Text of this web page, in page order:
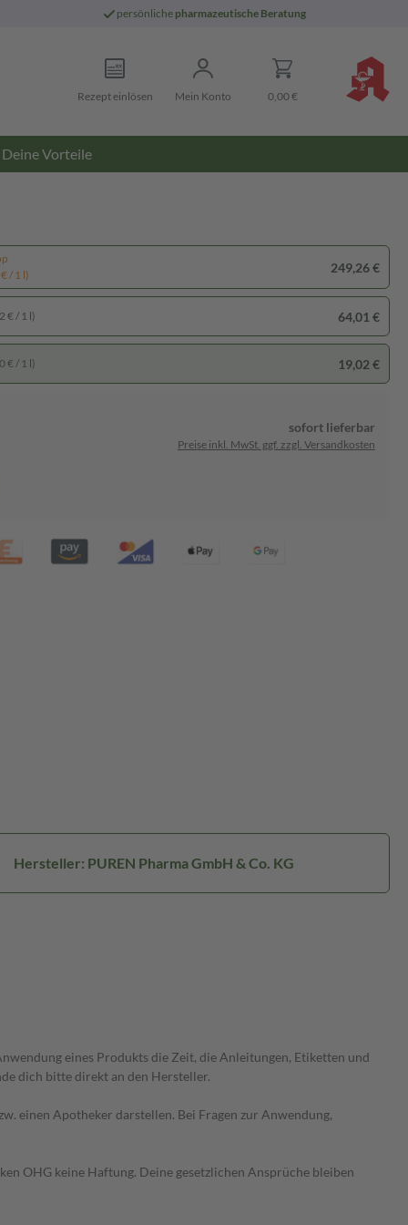
persönliche pharmazeutische Beratung
Rezept einlösen Mein Konto 0,00 €
Deine Vorteile
/ 1 l)
249,26 €
€ / 1 l) 64,01 €
€ / 1 l) 19,02 €
sofort lieferbar
Preise inkl. MwSt. ggf. zzgl. Versandkosten
Hersteller: PUREN Pharma GmbH & Co. KG
eines Produkts die Zeit, die Anleitungen, Etiketten und
dich bitte direkt an den Hersteller.
einen Apotheker darstellen. Bei Fragen zur Anwendung,
OHG keine Haftung. Deine gesetzlichen Ansprüche bleiben